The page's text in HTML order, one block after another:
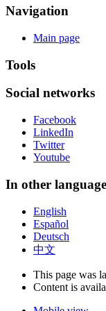
Navigation
Main page
Tools
Social networks
Facebook
LinkedIn
Twitter
Youtube
In other
English
Español
Deutsch
中文
This page was
Content is